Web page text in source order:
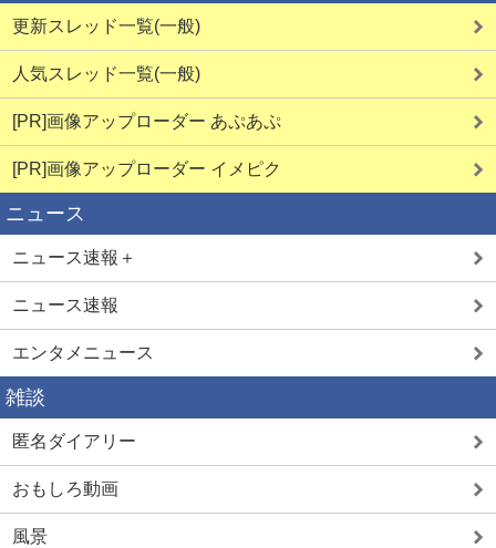
更新スレッド一覧(一般)
人気スレッド一覧(一般)
[PR]画像アップローダー あぷあぷ
[PR]画像アップローダー イメピク
ニュース
ニュース速報＋
ニュース速報
エンタメニュース
雑談
匿名ダイアリー
おもしろ動画
風景